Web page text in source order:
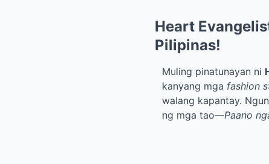
Heart
Pilipinas!
Muling pinatunayan ni
kanyang mga fashion
walang kapantay.
ng mga tao—Paano